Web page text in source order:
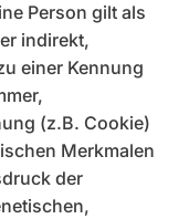
Person gilt als
indirekt,
einer Kennung
(z.B. Cookie)
Merkmalen
der